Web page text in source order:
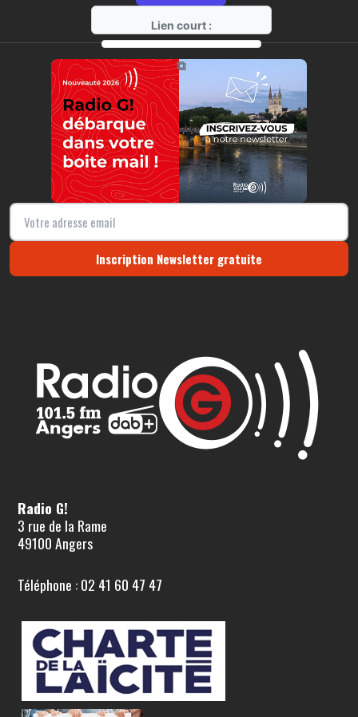
Lien court :
https://radio-g.fr?11097
⧉
Inscription Newsletter gratuite
Radio G!
3 rue de la Rame
49100 Angers
Téléphone : 02 41 60 47 47